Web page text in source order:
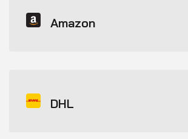
Amazon
DHL